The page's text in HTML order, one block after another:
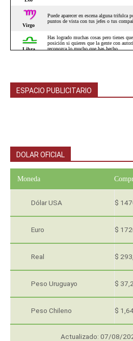
ESPACIO PUBLICITARIO
DOLAR OFICIAL
Moneda
Dólar USA $
Euro $
Real $
Peso Uruguayo $
Peso Chileno $
Actualizado: 07/08/